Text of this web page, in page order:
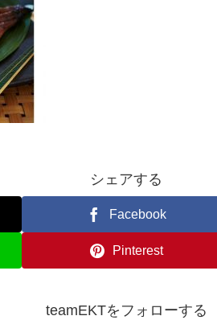
シェアする
Facebook
Pinterest
teamEKTをフォローする